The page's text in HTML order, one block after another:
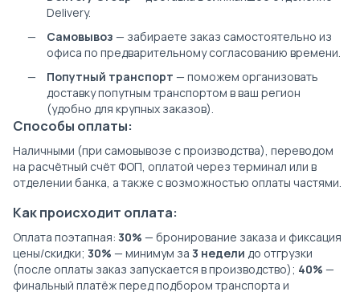
Delivery.
Самовывоз — забираете заказ самостоятельно из
офиса по предварительному согласованию времени.
Попутный транспорт — поможем организовать
доставку попутным транспортом в ваш регион
(удобно для крупных заказов).
Способы оплаты:
Наличными (при самовывозе с производства), переводом
на расчётный счёт ФОП, оплатой через терминал или в
отделении банка, а также с возможностью оплаты частями.
Как происходит оплата:
Оплата поэтапная: 30% — бронирование заказа и фиксация
цены/скидки; 30% — минимум за 3 недели до отгрузки
(после оплаты заказ запускается в производство); 40% —
финальный платёж перед подбором транспорта и